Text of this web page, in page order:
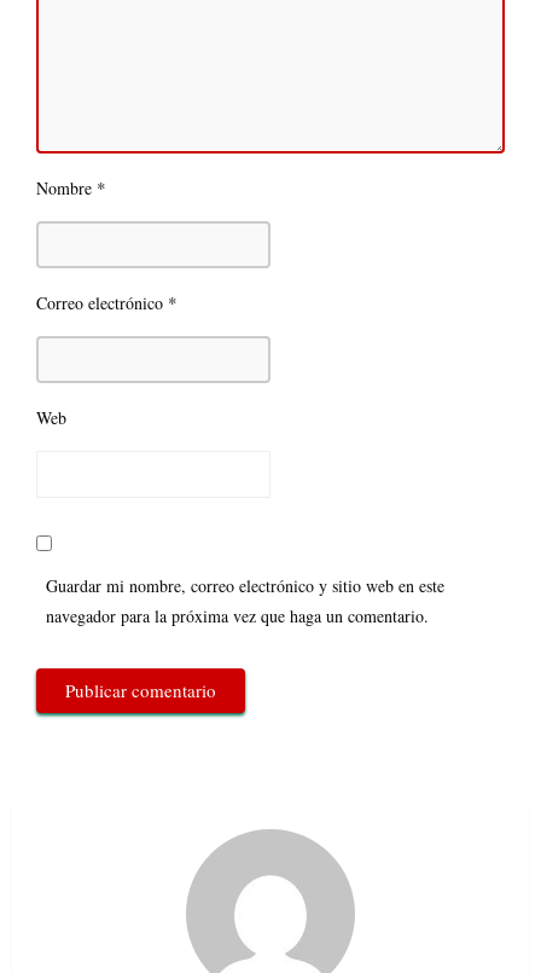
Nombre *
Correo electrónico *
Web
Guardar mi nombre, correo electrónico y sitio web en este
navegador para la próxima vez que haga un comentario.